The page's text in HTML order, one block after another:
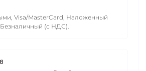
Visa/MasterCard, Наложенный
(с НДС).